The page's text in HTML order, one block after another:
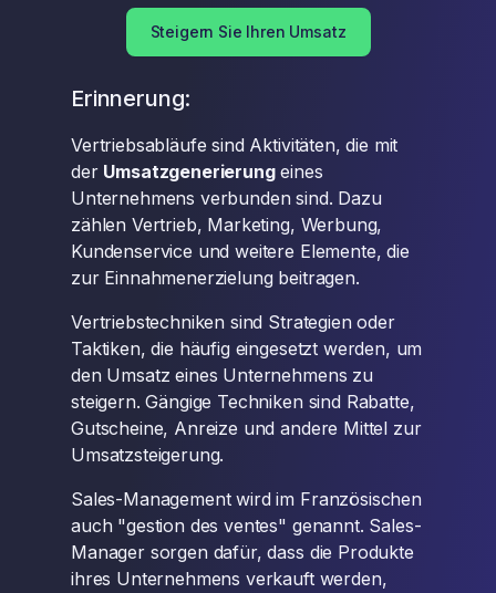
Steigern Sie Ihren Umsatz
Erinnerung:
Vertriebsabläufe sind Aktivitäten, die mit
der Umsatzgenerierungeines
Unternehmens verbunden sind. Dazu
zählen Vertrieb, Marketing, Werbung,
Kundenservice und weitere Elemente, die
zur Einnahmenerzielung beitragen.
Vertriebstechniken sind Strategien oder
Taktiken, die häufig eingesetzt werden, um
den Umsatz eines Unternehmens zu
steigern. Gängige Techniken sind Rabatte,
Gutscheine, Anreize und andere Mittel zur
Umsatzsteigerung.
Sales-Management wird im Französischen
auch "gestion des ventes" genannt. Sales-
Manager sorgen dafür, dass die Produkte
ihres Unternehmens verkauft werden,